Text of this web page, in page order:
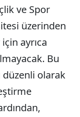
ve Spor
üzerinden
ayrıca
Bu
düzenli olarak